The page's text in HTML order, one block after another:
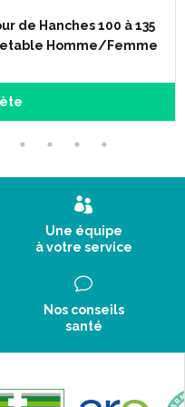
de Hanches 100 à 135
Homme/Femme
Une équipe
à votre service
Nos conseils
santé